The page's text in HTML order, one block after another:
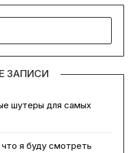
ЗАПИСИ
шутеры для самых
я буду смотреть